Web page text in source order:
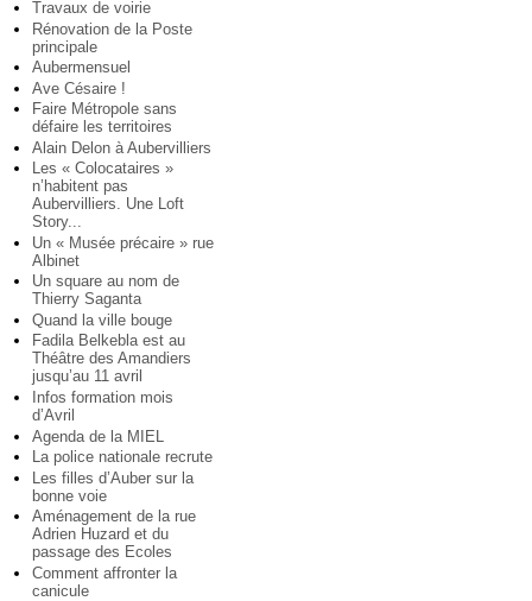
Travaux de voirie
Rénovation de la Poste
principale
Aubermensuel
Ave Césaire !
Faire Métropole sans
défaire les territoires
Alain Delon à Aubervilliers
Les « Colocataires »
n’habitent pas
Aubervilliers. Une Loft
Story...
Un « Musée précaire » rue
Albinet
Un square au nom de
Thierry Saganta
Quand la ville bouge
Fadila Belkebla est au
Théâtre des Amandiers
jusqu’au 11 avril
Infos formation mois
d’Avril
Agenda de la MIEL
La police nationale recrute
Les filles d’Auber sur la
bonne voie
Aménagement de la rue
Adrien Huzard et du
passage des Ecoles
Comment affronter la
canicule